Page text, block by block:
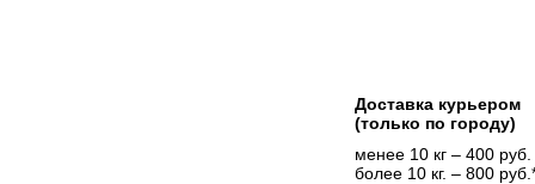
Доставка курьером
(только по городу)
менее 10 кг – 400 руб.
более 10 кг. – 800